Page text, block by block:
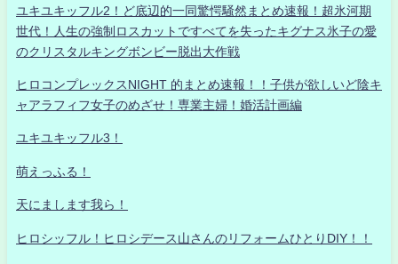
ユキユキッフル2！ど底辺的一同驚愕騒然まとめ速報！超氷河期
世代！人生の強制ロスカットですべてを失ったキグナス氷子の愛
のクリスタルキングボンビー脱出大作戦
ヒロコンプレックスNIGHT 的まとめ速報！！子供が欲しいど陰キ
ャアラフィフ女子のめざせ！専業主婦！婚活計画編
ユキユキッフル3！
萌えっふる！
天にまします我ら！
ヒロシッフル！ヒロシデース山さんのリフォームひとりDIY！！